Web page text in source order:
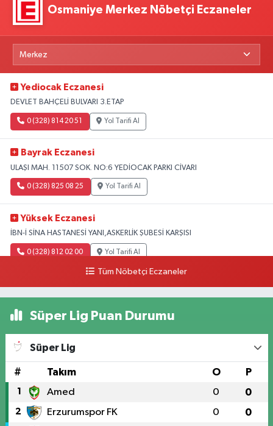
Osmaniye Merkez Nöbetçi Eczaneler
Yediocak Eczanesi
DEVLET BAHÇELİ BULVARI 3.ETAP
0 (328) 814 20 51 Yol Tarifi Al
Bayrak Eczanesi
ULAŞI MAH. 11507 SOK. NO:6 YEDİOCAK PARKI CİVARI
0 (328) 825 08 25 Yol Tarifi Al
Yüksek Eczanesi
İBN-İ SİNA HASTANESİ YANI,ASKERLİK ŞUBESİ KARŞISI
0 (328) 812 02 00 Yol Tarifi Al
Tüm Nöbetçi Eczaneler
Süper Lig Puan Durumu
Süper Lig
# Takım O P
1 Amed 0 0
2 Erzurumspor FK 0 0